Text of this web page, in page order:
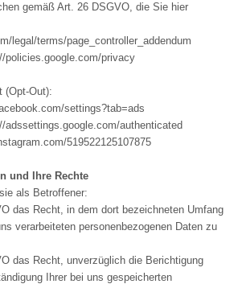
gemäß Art. 26 DSGVO, die Sie hier
legal/terms/page_controller_addendum
policies.google.com/privacy
(Opt-Out):
settings?tab=ads
adssettings.google.com/authenticated
519522125107875
und Ihre Rechte
als Betroffener:
das Recht, in dem dort bezeichneten Umfang
verarbeiteten personenbezogenen Daten zu
das Recht, unverzüglich die Berichtigung
Ihrer bei uns gespeicherten